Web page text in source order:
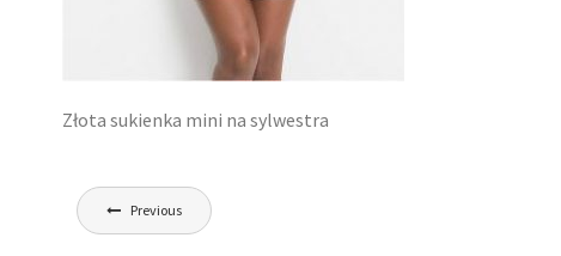
Złota sukienka mini na sylwestra
Nawigacja
wpisu
Previous